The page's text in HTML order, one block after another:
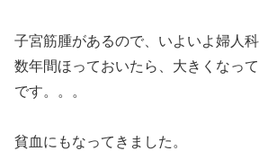
子宮筋腫があるので、いよいよ婦人科
数年間ほっておいたら、大きくなっ
です。。。
貧血にもなってきました。